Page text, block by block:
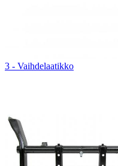
3 - Vaihdelaatikko